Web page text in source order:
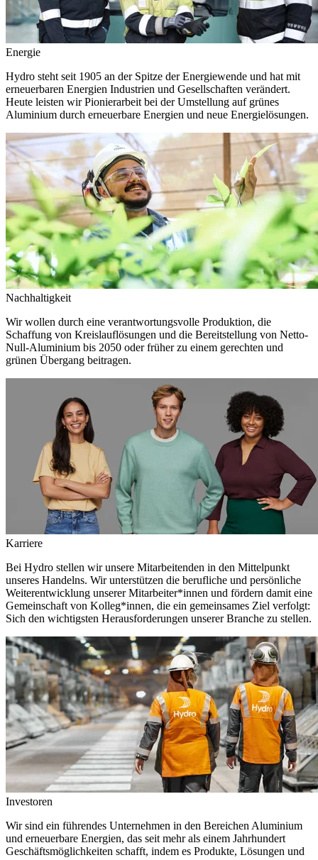
Energie
Hydro steht seit 1905 an der Spitze der Energiewende und hat mit
erneuerbaren Energien Industrien und Gesellschaften verändert.
Heute leisten wir Pionierarbeit bei der Umstellung auf grünes
Aluminium durch erneuerbare Energien und neue Energielösungen.
Nachhaltigkeit
Wir wollen durch eine verantwortungsvolle Produktion, die
Schaffung von Kreislauflösungen und die Bereitstellung von Netto-
Null-Aluminium bis 2050 oder früher zu einem gerechten und
grünen Übergang beitragen.
Karriere
Bei Hydro stellen wir unsere Mitarbeitenden in den Mittelpunkt
unseres Handelns. Wir unterstützen die berufliche und persönliche
Weiterentwicklung unserer Mitarbeiter*innen und fördern damit eine
Gemeinschaft von Kolleg*innen, die ein gemeinsames Ziel verfolgt:
Sich den wichtigsten Herausforderungen unserer Branche zu stellen.
Investoren
Wir sind ein führendes Unternehmen in den Bereichen Aluminium
und erneuerbare Energien, das seit mehr als einem Jahrhundert
Geschäftsmöglichkeiten schafft, indem es Produkte, Lösungen und